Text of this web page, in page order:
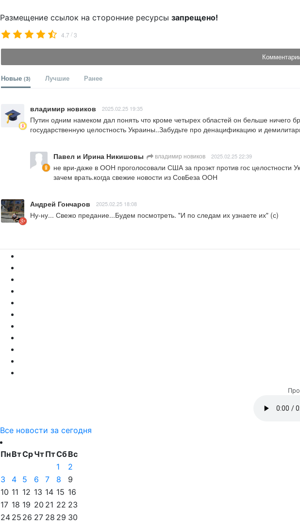
Размещение ссылок на сторонние ресурсы запрещено!
4.7 /3
Новые (3) Лучшие Ранее
владимир новиков 2025.02.25 19:35
Путин одним намеком дал понять что кроме четырех областей он бельше ничего
государственную целостность Украины..Забудьте про денацификацию и
Павел и Ирина Никишовы владимир новиков 2025.02.25 22:39
не ври-даже в ООН проголосовали США за проэкт против гос целостности
зачем врать.когда свежие новости из СовБеза ООН
Андрей Гончаров 2025.02.25 18:08
Ну-ну... Свежо предание...Будем посмотреть. "И по следам их узнаете их" (с)
Все новости за сегодня
ПнВтСрЧтПтСбВс
1
2
3
4 5 6 7 8
9
10 11 12 13 14 15 16
17 18 19 20 21 22 23
24 25 26 27 28 29 30